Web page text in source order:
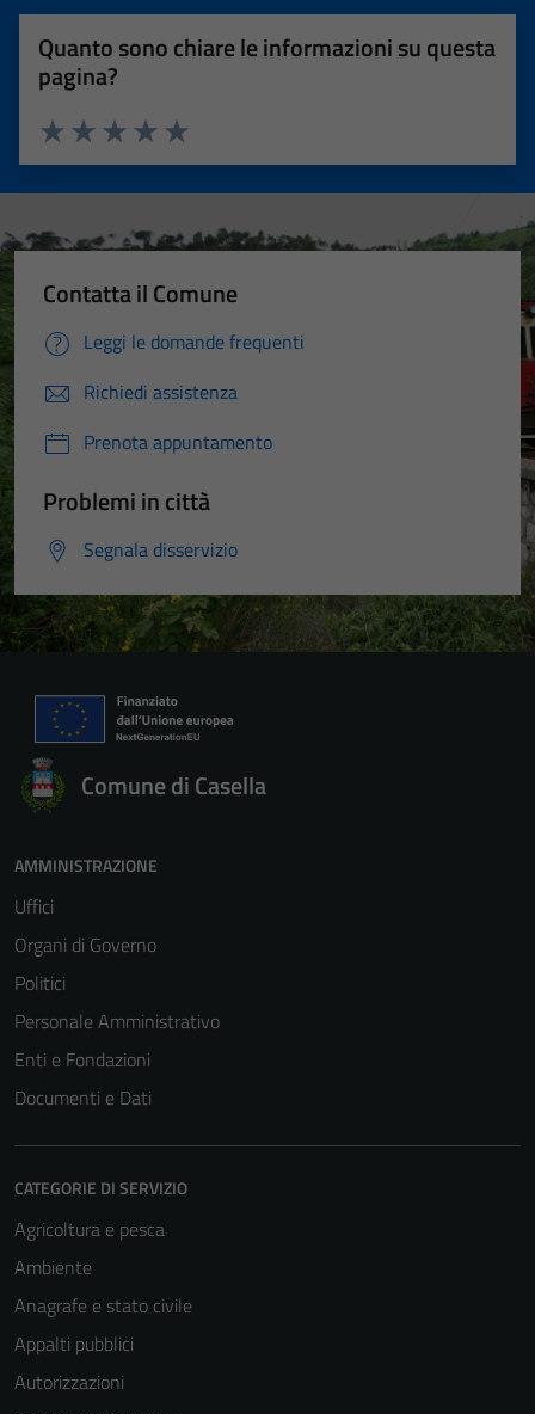
Quanto sono chiare le informazioni su questa
pagina?
Valuta 5 stelle su 5
Valuta 4 stelle su 5
Valuta 3 stelle su 5
Valuta 2 stelle su 5
Valuta 1 stelle su 5
Contatta il Comune
Leggi le domande frequenti
Richiedi assistenza
Prenota appuntamento
Problemi in città
Segnala disservizio
Comune di Casella
AMMINISTRAZIONE
Uffici
Organi di Governo
Politici
Personale Amministrativo
Enti e Fondazioni
Documenti e Dati
CATEGORIE DI SERVIZIO
Agricoltura e pesca
Ambiente
Anagrafe e stato civile
Appalti pubblici
Autorizzazioni